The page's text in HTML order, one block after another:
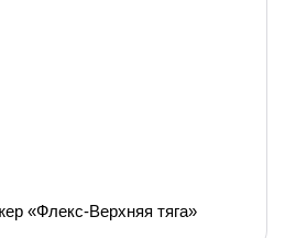
«Флекс-Верхняя тяга»